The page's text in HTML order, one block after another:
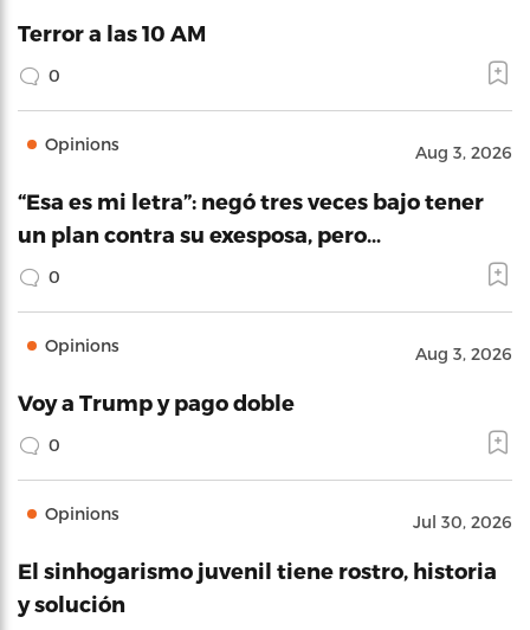
Terror a las 10 AM
0
Opinions Aug 3, 2026
“Esa es mi letra”: negó tres veces bajo tener
un plan contra su exesposa, pero…
0
Opinions Aug 3, 2026
Voy a Trump y pago doble
0
Opinions Jul 30, 2026
El sinhogarismo juvenil tiene rostro, historia
y solución